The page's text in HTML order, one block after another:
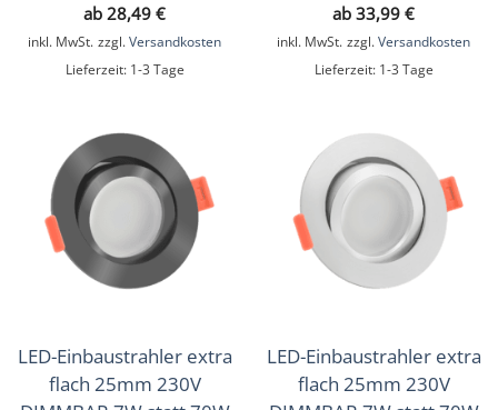
ab 28,49 €
inkl. MwSt. zzgl. Versandkosten
Lieferzeit: 1-3 Tage
ab 33,99 €
inkl. MwSt. zzgl. Versandkosten
Lieferzeit: 1-3 Tage
LED-Einbaustrahler extra
flach 25mm 230V
LED-Einbaustrahler extra
flach 25mm 230V